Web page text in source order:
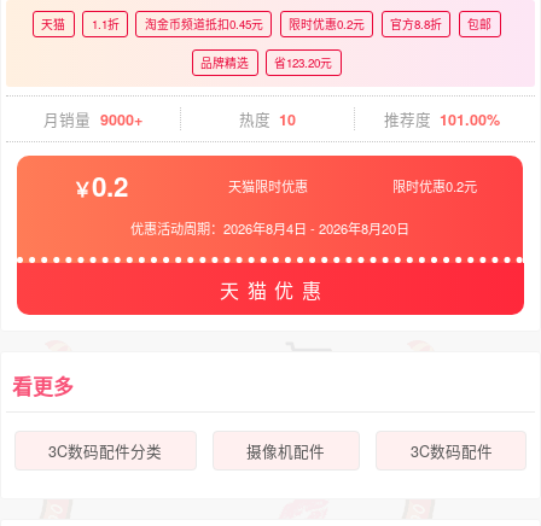
天猫 1.1折 淘金币频道抵扣0.45元 限时优惠0.2元 官方8.8折 包邮
品牌精选 省123.20元
月销量 9000+ 热度 10 推荐度 101.00%
0.2 天猫限时优惠 限时优惠0.2元
优惠活动周期：2026年8月4日 -2026年8月20日
天猫优惠
看更多
3C数码配件分类 摄像机配件 3C数码配件